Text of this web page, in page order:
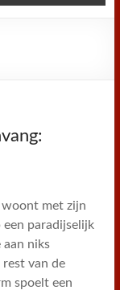
woont met zijn
paradijselijk
aan niks
van de
spoelt een